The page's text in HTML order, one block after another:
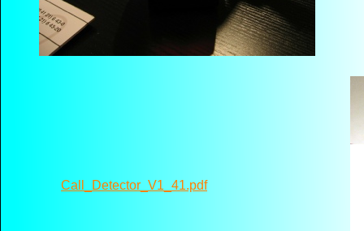
Call_Detector_V1_41.pdf